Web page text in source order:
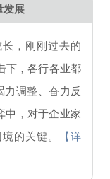
发展
，刚刚过去的
下，各行各业都
力调整、奋力反
中，对于企业家
的关键。
【详